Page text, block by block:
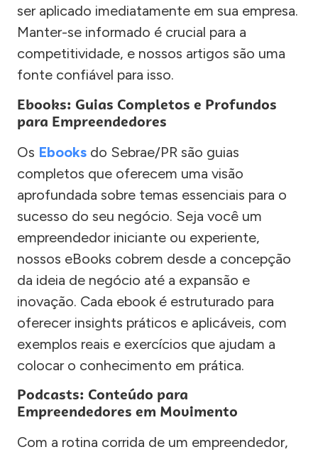
ser aplicado imediatamente em sua empresa.
Manter-se informado é crucial para a
competitividade, e nossos artigos são uma
fonte confiável para isso.
Ebooks: Guias Completos e Profundos
para Empreendedores
Os Ebooks do Sebrae/PR são guias
completos que oferecem uma visão
aprofundada sobre temas essenciais para o
sucesso do seu negócio. Seja você um
empreendedor iniciante ou experiente,
nossos eBooks cobrem desde a concepção
da ideia de negócio até a expansão e
inovação. Cada ebook é estruturado para
oferecer insights práticos e aplicáveis, com
exemplos reais e exercícios que ajudam a
colocar o conhecimento em prática.
Podcasts: Conteúdo para
Empreendedores em Movimento
Com a rotina corrida de um empreendedor,